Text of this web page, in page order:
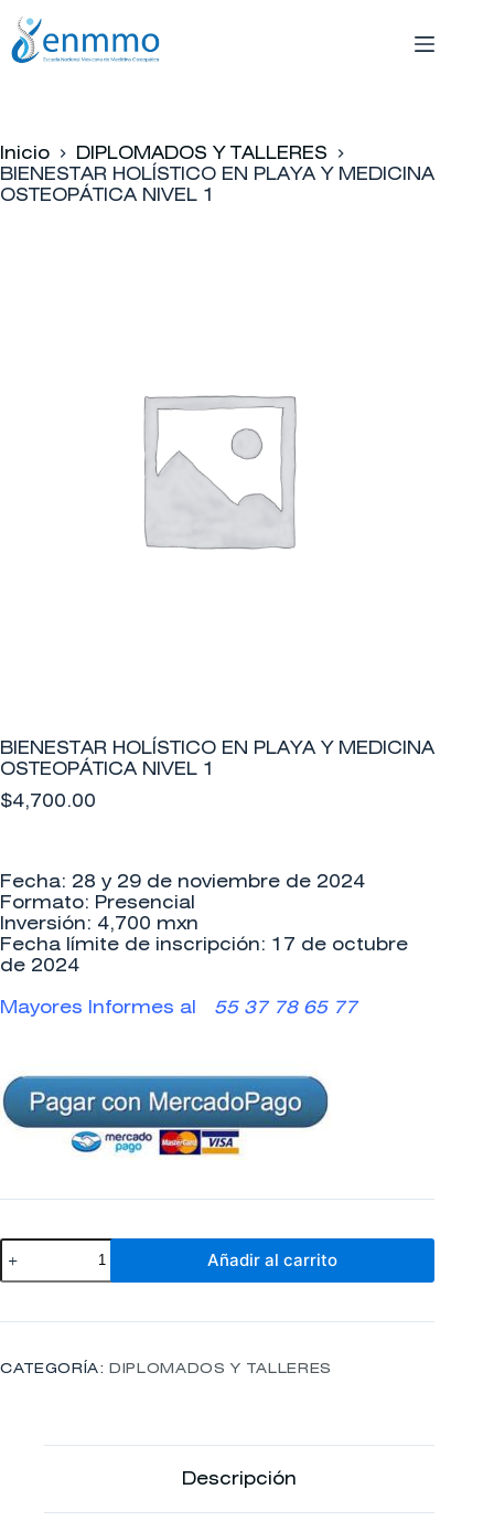
contenido
Inicio
DIPLOMADOS Y TALLERES
BIENESTAR HOLÍSTICO EN PLAYA Y MEDICINA
OSTEOPÁTICA NIVEL 1
BIENESTAR HOLÍSTICO EN PLAYA Y MEDICINA
OSTEOPÁTICA NIVEL 1
$4,700.00
Fecha: 28 y 29 de noviembre de 2024
Formato: Presencial
Inversión: 4,700 mxn
Fecha límite de inscripción: 17 de octubre
de 2024
Mayores Informes al 55 37 78 65 77
BIENESTAR
HOLÍSTICO
EN
Y
OSTEOPÁTICA
Añadir al carrito
CATEGORÍA: DIPLOMADOS Y TALLERES
Descripción